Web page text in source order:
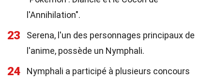
l'Annihilation".
23
Serena, l'un des personnages principaux de
l'anime, possède un Nymphali.
24
Nymphali a participé à plusieurs concours